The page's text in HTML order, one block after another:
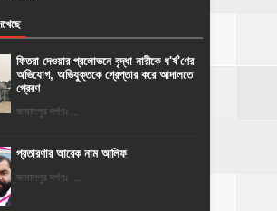
ফিতরা দেওয়ার প্রলোভনে বৃদ্ধা নারীকে ধ'র্ষ'ণের
অভিযোগ, অভিযুক্তকে গ্রেপ্তার করে আদালতে
প্রেরণ
জামালপুর দর্পণঃ ...
প্রতারণার আরেক নাম আলিফ
জামালপুর দর্পণঃ ...